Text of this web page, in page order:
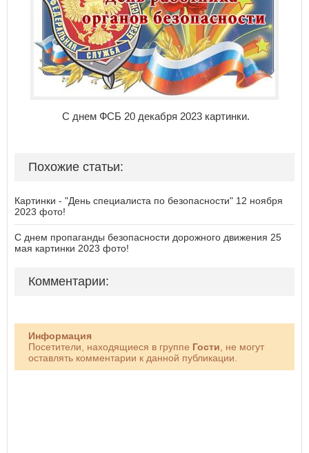
С днем ФСБ 20 декабря 2023 картинки.
Похожие статьи:
Картинки - "День специалиста по безопасности" 12 ноября
2023 фото!
С днем пропаганды безопасности дорожного движения 25
мая картинки 2023 фото!
Комментарии:
Информация
Посетители, находящиеся в группе Гости , не могут
оставлять комментарии к данной публикации.